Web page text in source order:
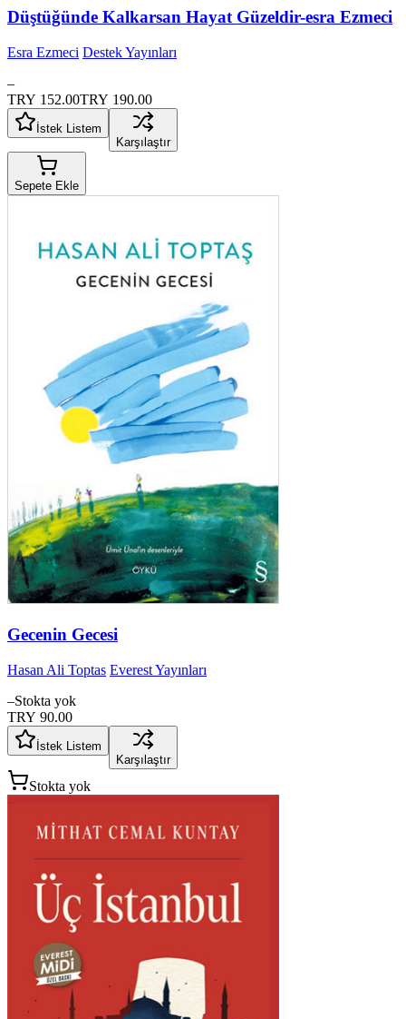
Düştüğünde Kalkarsan Hayat Güzeldir-esra Ezmeci
Esra Ezmeci Destek Yayınları
–
TRY 152.00TRY 190.00
İstek Listem
Karşılaştır
Sepete Ekle
Gecenin Gecesi
Hasan Ali Toptas Everest Yayınları
–Stokta yok
TRY 90.00
İstek Listem
Karşılaştır
Stokta yok